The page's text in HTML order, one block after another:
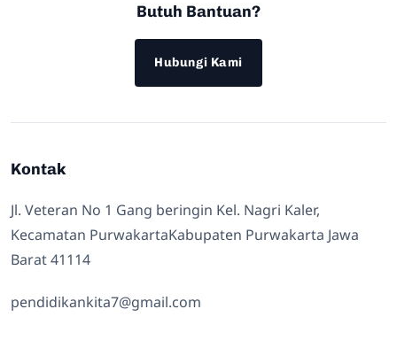
Butuh Bantuan?
Hubungi Kami
Kontak
Jl. Veteran No 1 Gang beringin Kel. Nagri Kaler,
Kecamatan PurwakartaKabupaten Purwakarta Jawa
Barat 41114
pendidikankita7@gmail.com